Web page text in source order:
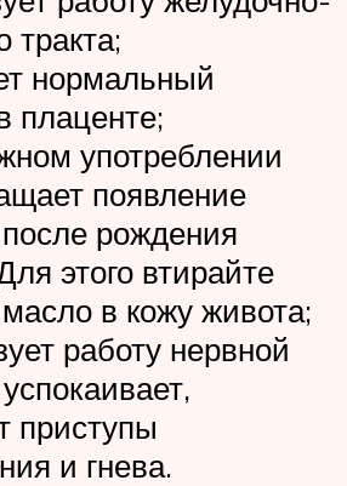
тракта;
нормальный
плаценте;
употреблении
появление
рождения
этого втирайте
в кожу живота;
работу нервной
приступы
и гнева.